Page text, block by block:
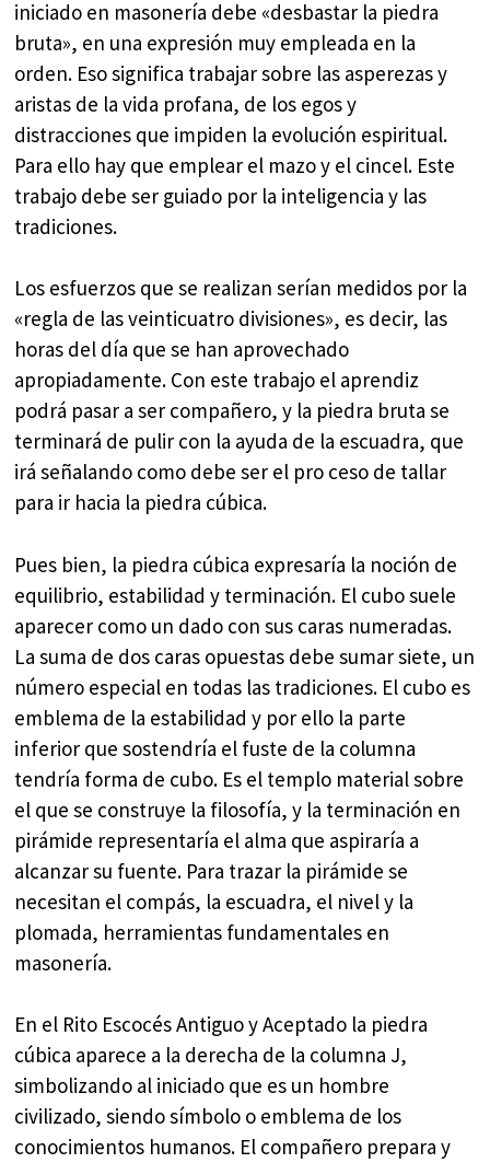
iniciado en masonería debe «desbastar la piedra
bruta», en una expresión muy empleada en la
orden. Eso significa trabajar sobre las asperezas y
aristas de la vida profana, de los egos y
distracciones que impiden la evolución espiritual.
Para ello hay que emplear el mazo y el cincel. Este
trabajo debe ser guiado por la inteligencia y las
tradiciones.
Los esfuerzos que se realizan serían medidos por la
«regla de las veinticuatro divisiones», es decir, las
horas del día que se han aprovechado
apropiadamente. Con este trabajo el aprendiz
podrá pasar a ser compañero, y la piedra bruta se
terminará de pulir con la ayuda de la escuadra, que
irá señalando como debe ser el pro ceso de tallar
para ir hacia la piedra cúbica.
Pues bien, la piedra cúbica expresaría la noción de
equilibrio, estabilidad y terminación. El cubo suele
aparecer como un dado con sus caras numeradas.
La suma de dos caras opuestas debe sumar siete, un
número especial en todas las tradiciones. El cubo es
emblema de la estabilidad y por ello la parte
inferior que sostendría el fuste de la columna
tendría forma de cubo. Es el templo material sobre
el que se construye la filosofía, y la terminación en
pirámide representaría el alma que aspiraría a
alcanzar su fuente. Para trazar la pirámide se
necesitan el compás, la escuadra, el nivel y la
plomada, herramientas fundamentales en
masonería.
En el Rito Escocés Antiguo y Aceptado la piedra
cúbica aparece a la derecha de la columna J,
simbolizando al iniciado que es un hombre
civilizado, siendo símbolo o emblema de los
conocimientos humanos. El compañero prepara y